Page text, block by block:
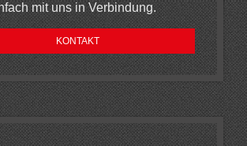
mit uns in Verbindung.
KONTAKT